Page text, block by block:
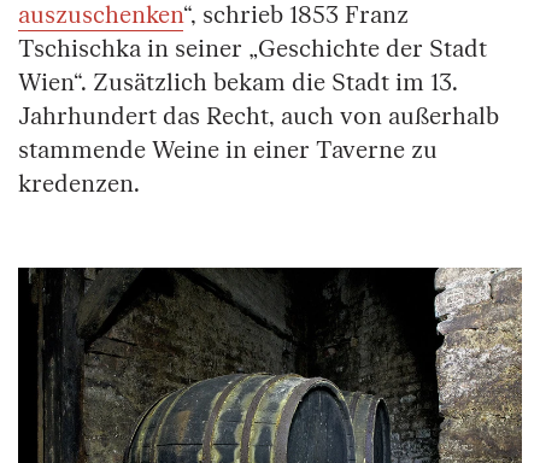
auszuschenken“, schrieb 1853 Franz
Tschischka in seiner „Geschichte der Stadt
Wien“. Zusätzlich bekam die Stadt im 13.
Jahrhundert das Recht, auch von außerhalb
stammende Weine in einer Taverne zu
kredenzen.